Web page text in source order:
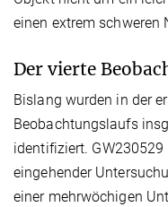
einen extrem schweren
Der vierte
Bislang wurden in der
Beobachtungslaufs
identifiziert.
eingehender
einer mehrwöchigen